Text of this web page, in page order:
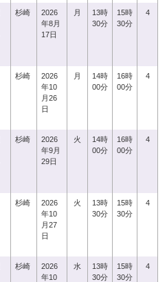
杉崎
2026
年8月
17日
月
13時
30分
15時
30分
4
杉崎
2026
年10
月26
日
月
14時
00分
16時
00分
4
杉崎
2026
年9月
29日
火
14時
00分
16時
00分
4
杉崎
2026
年10
月27
日
火
13時
30分
15時
30分
4
杉崎
2026
年10
水
13時
30分
15時
30分
4